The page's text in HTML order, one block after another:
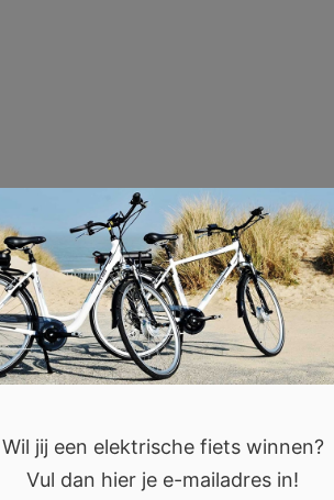
Wil jij een elektrische fiets winnen?
Vul dan hier je e-mailadres in!